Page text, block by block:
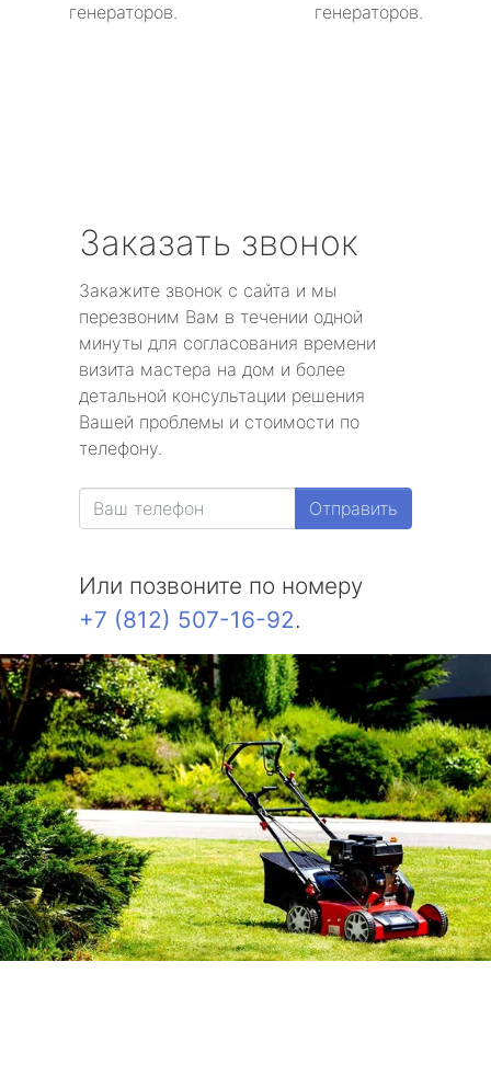
генераторов.
генераторов.
Заказать звонок
Закажите звонок с сайта и мы
перезвоним Вам в течении одной
минуты для согласования времени
визита мастера на дом и более
детальной консультации решения
Вашей проблемы и стоимости по
телефону.
Отправить
Или позвоните по номеру
+7 (812) 507-16-92.